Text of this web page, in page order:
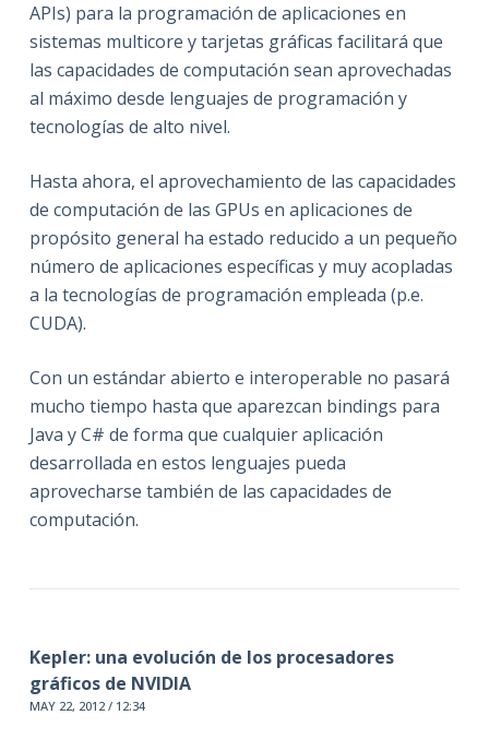
APIs) para la programación de aplicaciones en
sistemas multicore y tarjetas gráficas facilitará que
las capacidades de computación sean aprovechadas
al máximo desde lenguajes de programación y
tecnologías de alto nivel.
Hasta ahora, el aprovechamiento de las capacidades
de computación de las GPUs en aplicaciones de
propósito general ha estado reducido a un pequeño
número de aplicaciones específicas y muy acopladas
a la tecnologías de programación empleada (p.e.
CUDA).
Con un estándar abierto e interoperable no pasará
mucho tiempo hasta que aparezcan bindings para
Java y C# de forma que cualquier aplicación
desarrollada en estos lenguajes pueda
aprovecharse también de las capacidades de
computación.
Kepler: una evolución de los procesadores
gráficos de NVIDIA
MAY 22, 2012 / 12:34